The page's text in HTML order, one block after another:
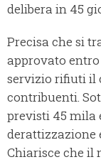
delibera in 45
Precisa che si
approvato entro
servizio rifiuti il
contribuenti.
previsti 45 mila
derattizzazione
Chiarisce che il